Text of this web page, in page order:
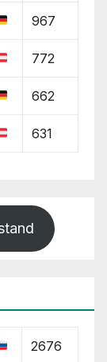
967
772
662
631
2676